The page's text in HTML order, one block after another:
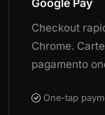
Google Pay
Checkout
Chrome.
pagamento
One-tap